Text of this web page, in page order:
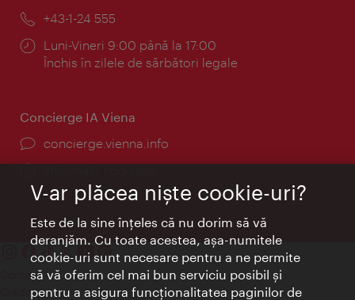
Telefon:
+43-1-24 555
Program:
Luni-Vineri 9:00 până la 17:00
Închis în zilele de sărbători legale
Concierge IA Viena
concierge.vienna.info
Contact
Credits
V-ar plăcea nişte cookie-uri?
Este de la sine înţeles că nu dorim să vă
deranjăm. Cu toate acestea, aşa-numitele
cookie-uri sunt necesare pentru a ne permite
să vă oferim cel mai bun serviciu posibil şi
pentru a asigura funcţionalitatea paginilor de